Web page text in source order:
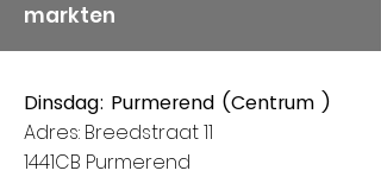
markten
Dinsdag: Purmerend (Centrum )
Adres: Breedstraat 11
1441CB Purmerend